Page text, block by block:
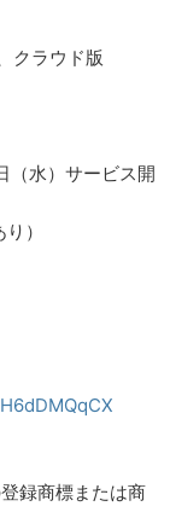
クラウド版
（水）サービス開
）
録商標または商